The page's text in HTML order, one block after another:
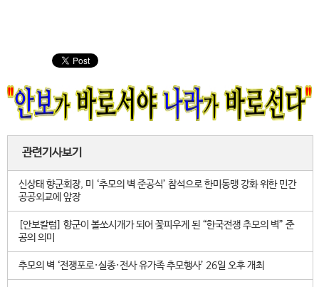
관련기사보기
신상태 향군회장, 미 ‘추모의 벽 준공식’ 참석으로 한미동맹 강화 위한 민간
공공외교에 앞장
[안보칼럼] 향군이 볼쏘시개가 되어 꽃피우게 된 “한국전쟁 추모의 벽” 준
공의 의미
추모의 벽 ‘전쟁포로·실종·전사 유가족 추모행사’ 26일 오후 개최